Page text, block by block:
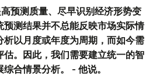
预测质量、尽早识别经济形势变
预测结果并不总能反映市场实际情
析以月度或年度为周期，而如今需
估。因此，我们需要建立统一的智
合情景分析。 - 他说。